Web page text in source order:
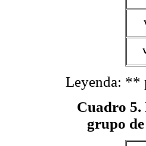
Leyenda: **
Cuadro 5.
grupo